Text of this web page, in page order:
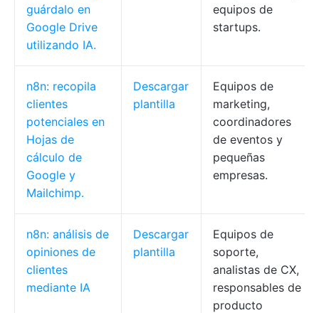
guárdalo en
Google Drive
utilizando IA.
equipos de
startups.
n8n: recopila
clientes
potenciales en
Hojas de
cálculo de
Google y
Mailchimp.
Descargar
plantilla
Equipos de
marketing,
coordinadores
de eventos y
pequeñas
empresas.
n8n: análisis de
opiniones de
clientes
mediante IA
Descargar
plantilla
Equipos de
soporte,
analistas de CX,
responsables de
producto